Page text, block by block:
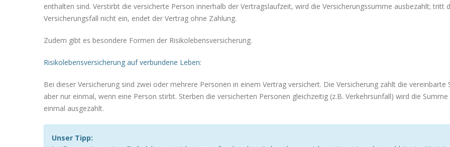
enthalten sind. Verstirbt die versicherte Person innerhalb der Vertragslaufzeit, wird die Versicherungssumme ausbezahlt; tritt
Versicherungsfall nicht ein, endet der Vertrag ohne Zahlung.
Zudem gibt es besondere Formen der Risikolebensversicherung.
Risikolebensversicherung auf verbundene Leben:
Bei dieser Versicherung sind zwei oder mehrere Personen in einem Vertrag versichert. Die Versicherung zahlt die vereinbarte
aber nur einmal, wenn eine Person stirbt. Sterben die versicherten Personen gleichzeitig (z.B. Verkehrsunfall) wird die
einmal ausgezahlt.
Unser Tipp: